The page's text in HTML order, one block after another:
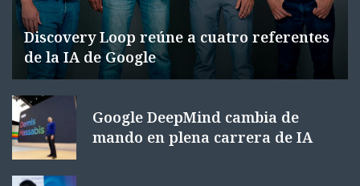
Discovery Loop reúne a cuatro referentes
de la IA de Google
Google DeepMind cambia de
mando en plena carrera de IA